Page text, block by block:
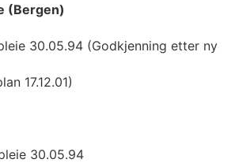
(Bergen)
30.05.94 (Godkjenning etter ny
17.12.01)
30.05.94